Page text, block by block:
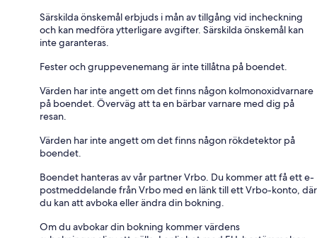
Särskilda önskemål erbjuds i mån av tillgång vid incheckning
och kan medföra ytterligare avgifter. Särskilda önskemål kan
inte garanteras.
Fester och gruppevenemang är inte tillåtna på boendet.
Värden har inte angett om det finns någon kolmonoxidvarnare
på boendet. Överväg att ta en bärbar varnare med dig på
resan.
Värden har inte angett om det finns någon rökdetektor på
boendet.
Boendet hanteras av vår partner Vrbo. Du kommer att få ett e-
postmeddelande från Vrbo med en länk till ett Vrbo-konto, där
du kan att avboka eller ändra din bokning.
Om du avbokar din bokning kommer värdens